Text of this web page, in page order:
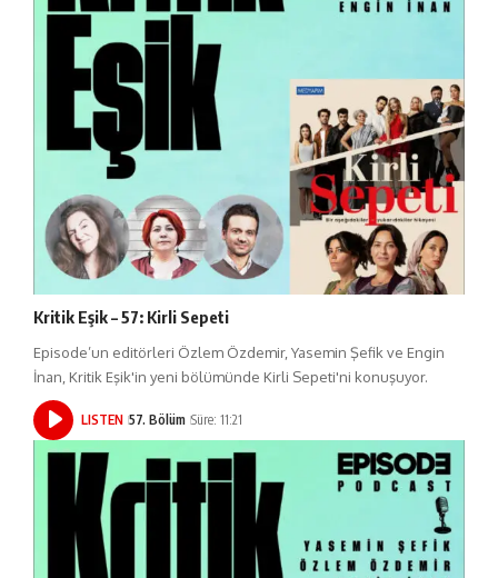
Kritik Eşik – 57: Kirli Sepeti
Episode’un editörleri Özlem Özdemir, Yasemin Şefik ve Engin
İnan, Kritik Eşik'in yeni bölümünde Kirli Sepeti'ni konuşuyor.
LISTEN 57. Bölüm Süre: 11:21